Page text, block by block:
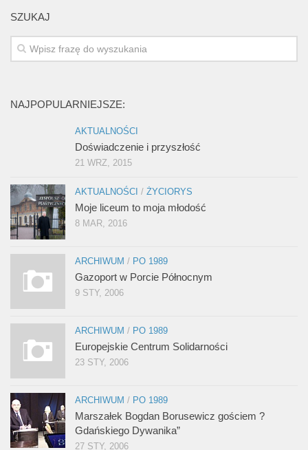
SZUKAJ
NAJPOPULARNIEJSZE:
AKTUALNOŚCI
Doświadczenie i przyszłość
21 WRZ, 2015
AKTUALNOŚCI / ŻYCIORYS
Moje liceum to moja młodość
8 MAR, 2016
ARCHIWUM / PO 1989
Gazoport w Porcie Północnym
9 STY, 2006
ARCHIWUM / PO 1989
Europejskie Centrum Solidarności
23 STY, 2006
ARCHIWUM / PO 1989
Marszałek Bogdan Borusewicz gościem ?
Gdańskiego Dywanika”
27 STY, 2006